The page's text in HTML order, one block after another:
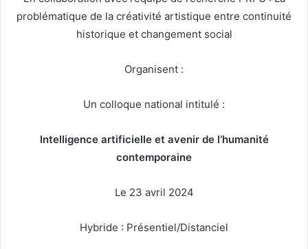
problématique de la créativité artistique entre continuité
historique et changement social
Organisent :
Un colloque national intitulé :
Intelligence artificielle et avenir de l’humanité
contemporaine
Le 23 avril 2024
Hybride : Présentiel/Distanciel